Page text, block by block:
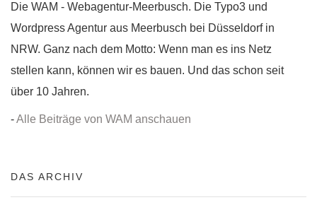
Die WAM - Webagentur-Meerbusch. Die Typo3 und
Wordpress Agentur aus Meerbusch bei Düsseldorf in
NRW. Ganz nach dem Motto: Wenn man es ins Netz
stellen kann, können wir es bauen. Und das schon seit
über 10 Jahren.
-Alle Beiträge von WAM anschauen
DAS ARCHIV